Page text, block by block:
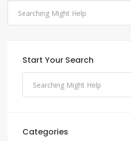
Start Your Search
Categories